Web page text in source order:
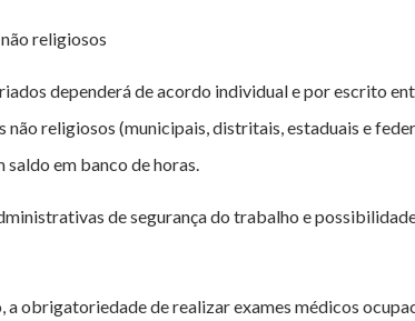
religiosos
dependerá de acordo individual e por escrito
religiosos (municipais, distritais, estaduais e
em banco de horas.
de segurança do trabalho e
a obrigatoriedade de realizar exames médicos